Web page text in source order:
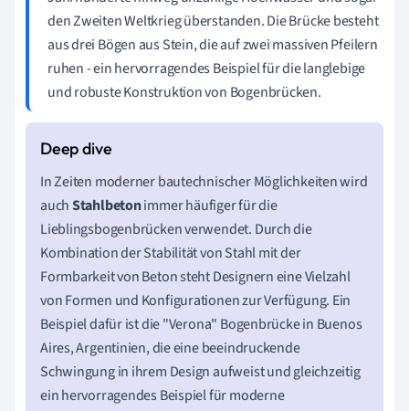
den Zweiten Weltkrieg überstanden. Die Brücke besteht
aus drei Bögen aus Stein, die auf zwei massiven Pfeilern
ruhen - ein hervorragendes Beispiel für die langlebige
und robuste Konstruktion von Bogenbrücken.
In Zeiten moderner bautechnischer Möglichkeiten wird
auchStahlbetonimmer häufiger für die
Lieblingsbogenbrücken verwendet. Durch die
Kombination der Stabilität von Stahl mit der
Formbarkeit von Beton steht Designern eine Vielzahl
von Formen und Konfigurationen zur Verfügung. Ein
Beispiel dafür ist die "Verona" Bogenbrücke in Buenos
Aires, Argentinien, die eine beeindruckende
Schwingung in ihrem Design aufweist und gleichzeitig
ein hervorragendes Beispiel für moderne